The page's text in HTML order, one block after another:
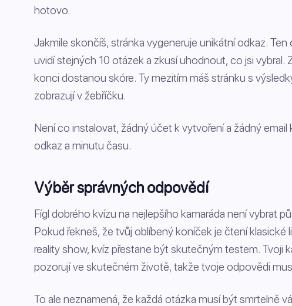
hotovo.
Jakmile skončíš, stránka vygeneruje unikátní odkaz.
uvidí stejných 10 otázek a zkusí uhodnout, co jsi vybral.
konci dostanou skóre. Ty mezitím máš stránku s
zobrazují v žebříčku.
Není co instalovat, žádný účet k vytvoření a žádný email
odkaz a minutu času.
Výběr správných odpovědí
Fígl dobrého kvízu na nejlepšího kamaráda není vybrat
Pokud řekneš, že tvůj oblíbený koníček je čtení klasické
reality show, kvíz přestane být skutečným testem. Tvoji
pozorují ve skutečném životě, takže tvoje odpovědi
To ale neznamená, že každá otázka musí být smrtelně